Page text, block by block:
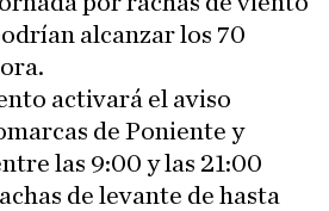
alcanzar los 70
activará el aviso
de Poniente y
las 9:00 y las 21:00
de levante de hasta